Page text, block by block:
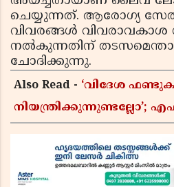
ചെയ്യുന്നത്. ആരോഗ്യ
വിവരങ്ങള്‍ വിവരാവകാശ
നല്‍കുന്നതിന്
ചോദിക്കുന്നു.
Also Read - ‘വിദേശ
നിയന്ത്രിക്കുന്നുണ്ടല്ലോ’;